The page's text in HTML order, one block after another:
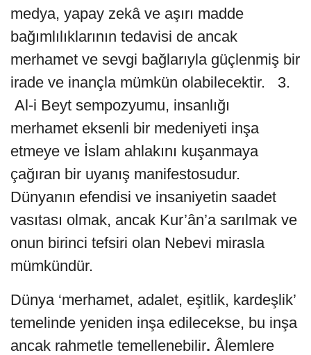
medya, yapay zekâ ve aşırı madde
bağımlılıklarının tedavisi de ancak
merhamet ve sevgi bağlarıyla güçlenmiş bir
irade ve inançla mümkün olabilecektir. 3.
Al-i Beyt sempozyumu, insanlığı
merhamet eksenli bir medeniyeti inşa
etmeye ve İslam ahlakını kuşanmaya
çağıran bir uyanış manifestosudur.
Dünyanın efendisi ve insaniyetin saadet
vasıtası olmak, ancak Kur’ân’a sarılmak ve
onun birinci tefsiri olan Nebevi mirasla
mümkündür.
Dünya ‘merhamet, adalet, eşitlik, kardeşlik’
temelinde yeniden inşa edilecekse, bu inşa
ancak rahmetle temellenebilir. Âlemlere